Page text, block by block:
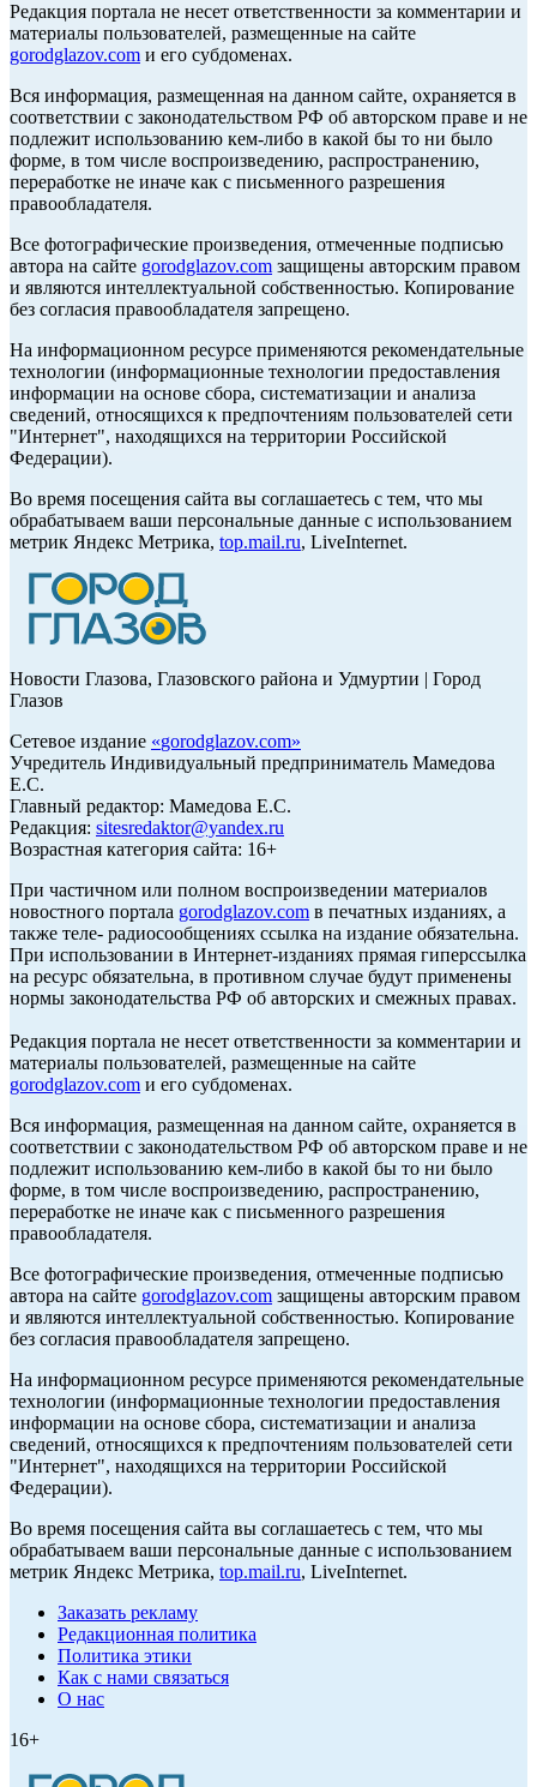
Редакция портала не несет ответственности за комментарии и
материалы пользователей, размещенные на сайте
gorodglazov.com и его субдоменах.
Вся информация, размещенная на данном сайте, охраняется в
соответствии с законодательством РФ об авторском праве и не
подлежит использованию кем-либо в какой бы то ни было
форме, в том числе воспроизведению, распространению,
переработке не иначе как с письменного разрешения
правообладателя.
Все фотографические произведения, отмеченные подписью
автора на сайте gorodglazov.com защищены авторским правом
и являются интеллектуальной собственностью. Копирование
без согласия правообладателя запрещено.
На информационном ресурсе применяются рекомендательные
технологии (информационные технологии предоставления
информации на основе сбора, систематизации и анализа
сведений, относящихся к предпочтениям пользователей сети
"Интернет", находящихся на территории Российской
Федерации).
Во время посещения сайта вы соглашаетесь с тем, что мы
обрабатываем ваши персональные данные с использованием
метрик Яндекс Метрика, top.mail.ru, LiveInternet.
Новости Глазова, Глазовского района и Удмуртии | Город
Глазов
Сетевое издание «gorodglazov.com»
Учредитель Индивидуальный предприниматель Мамедова
Е.С.
Главный редактор: Мамедова Е.С.
Редакция: sitesredaktor@yandex.ru
Возрастная категория сайта: 16+
При частичном или полном воспроизведении материалов
новостного портала gorodglazov.com в печатных изданиях, а
также теле- радиосообщениях ссылка на издание обязательна.
При использовании в Интернет-изданиях прямая гиперссылка
на ресурс обязательна, в противном случае будут применены
нормы законодательства РФ об авторских и смежных правах.
Редакция портала не несет ответственности за комментарии и
материалы пользователей, размещенные на сайте
gorodglazov.com и его субдоменах.
Вся информация, размещенная на данном сайте, охраняется в
соответствии с законодательством РФ об авторском праве и не
подлежит использованию кем-либо в какой бы то ни было
форме, в том числе воспроизведению, распространению,
переработке не иначе как с письменного разрешения
правообладателя.
Все фотографические произведения, отмеченные подписью
автора на сайте gorodglazov.com защищены авторским правом
и являются интеллектуальной собственностью. Копирование
без согласия правообладателя запрещено.
На информационном ресурсе применяются рекомендательные
технологии (информационные технологии предоставления
информации на основе сбора, систематизации и анализа
сведений, относящихся к предпочтениям пользователей сети
"Интернет", находящихся на территории Российской
Федерации).
Во время посещения сайта вы соглашаетесь с тем, что мы
обрабатываем ваши персональные данные с использованием
метрик Яндекс Метрика, top.mail.ru, LiveInternet.
Заказать рекламу
Редакционная политика
Политика этики
Как с нами связаться
О нас
16+